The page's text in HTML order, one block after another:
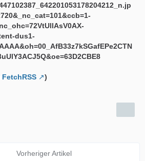
FetchRSS )
Vorheriger Artikel